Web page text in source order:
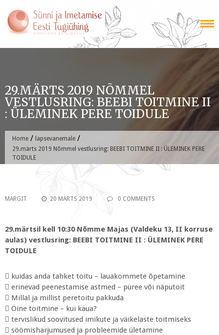
content
29.MÄRTS 2019 NÕMMEL
VESTLUSRING: BEEBI TOITMINE II
: ÜLEMINEK PERE TOIDULE
Home / lapsevanemale /
29.märts 2019 Nõmmel vestlusring: BEEBI TOITMINE II : ÜLEMINEK PERE
TOIDULE
MARGIT 20 MÄRTS 2019 0 COMMENTS
29.märtsil kell 10:30 Nõmme Majas (Valdeku 13, II korruse
aulas) vestlusring: BEEBI TOITMINE II : ÜLEMINEK PERE
TOIDULE
 kuidas anda tahket toitu – lauakommete õpetamine
 erinevad peenestamise astmed – püree või näputoit
 Millal ja millist peretoitu pakkuda
 Öine toitmine – kui kaua?
 tervislikud soovitused imikute ja väikelaste toitmiseks
 söömisharjumused ja probleemide ületamine